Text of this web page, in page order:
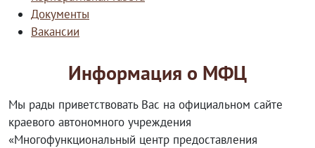
Документы
Вакансии
Информация о МФЦ
Мы рады приветствовать Вас на официальном сайте
краевого автономного учреждения
«Многофункциональный центр предоставления